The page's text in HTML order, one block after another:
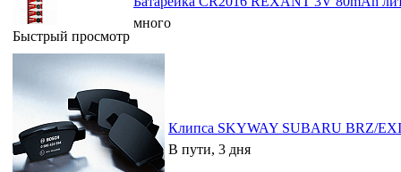
Быстрый просмотр
много
Клипса SKYWAY SUBARU BRZ/
В пути, 3 дня